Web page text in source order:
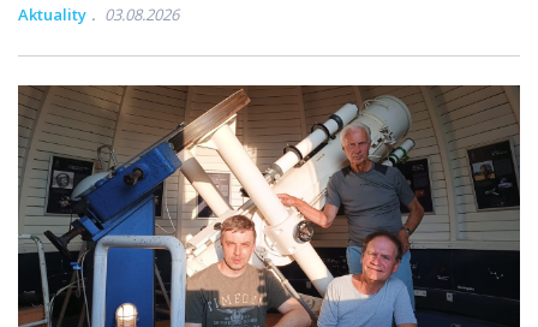
Aktuality 03.08.2026